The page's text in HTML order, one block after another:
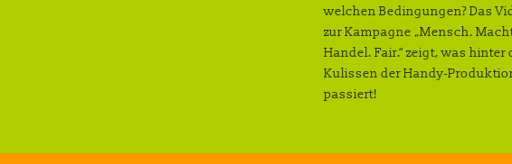
welchen Bedingungen? Das
zur Kampagne „Mensch.
Handel. Fair.“ zeigt, was hinter
Kulissen der Handy-
passiert!